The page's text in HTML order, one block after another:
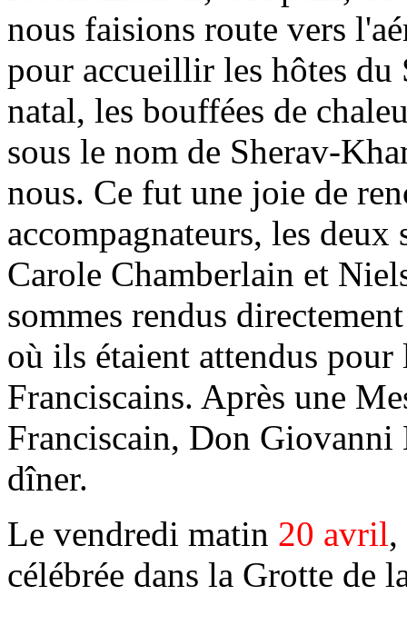
nous faisions route vers
pour accueillir les hôtes du
natal, les bouffées de
sous le nom de Sherav-
nous. Ce fut une joie de
accompagnateurs, les
Carole Chamberlain et
sommes rendus
où ils étaient attendus
Franciscains. Après une
Franciscain, Don
dîner.
Le vendredi matin 20 avril,
célébrée dans la Grotte de